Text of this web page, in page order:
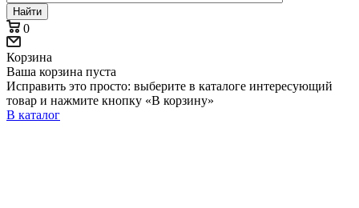
Найти
0
Корзина
Ваша корзина пуста
Исправить это просто: выберите в каталоге интересующий
товар и нажмите кнопку «В корзину»
В каталог